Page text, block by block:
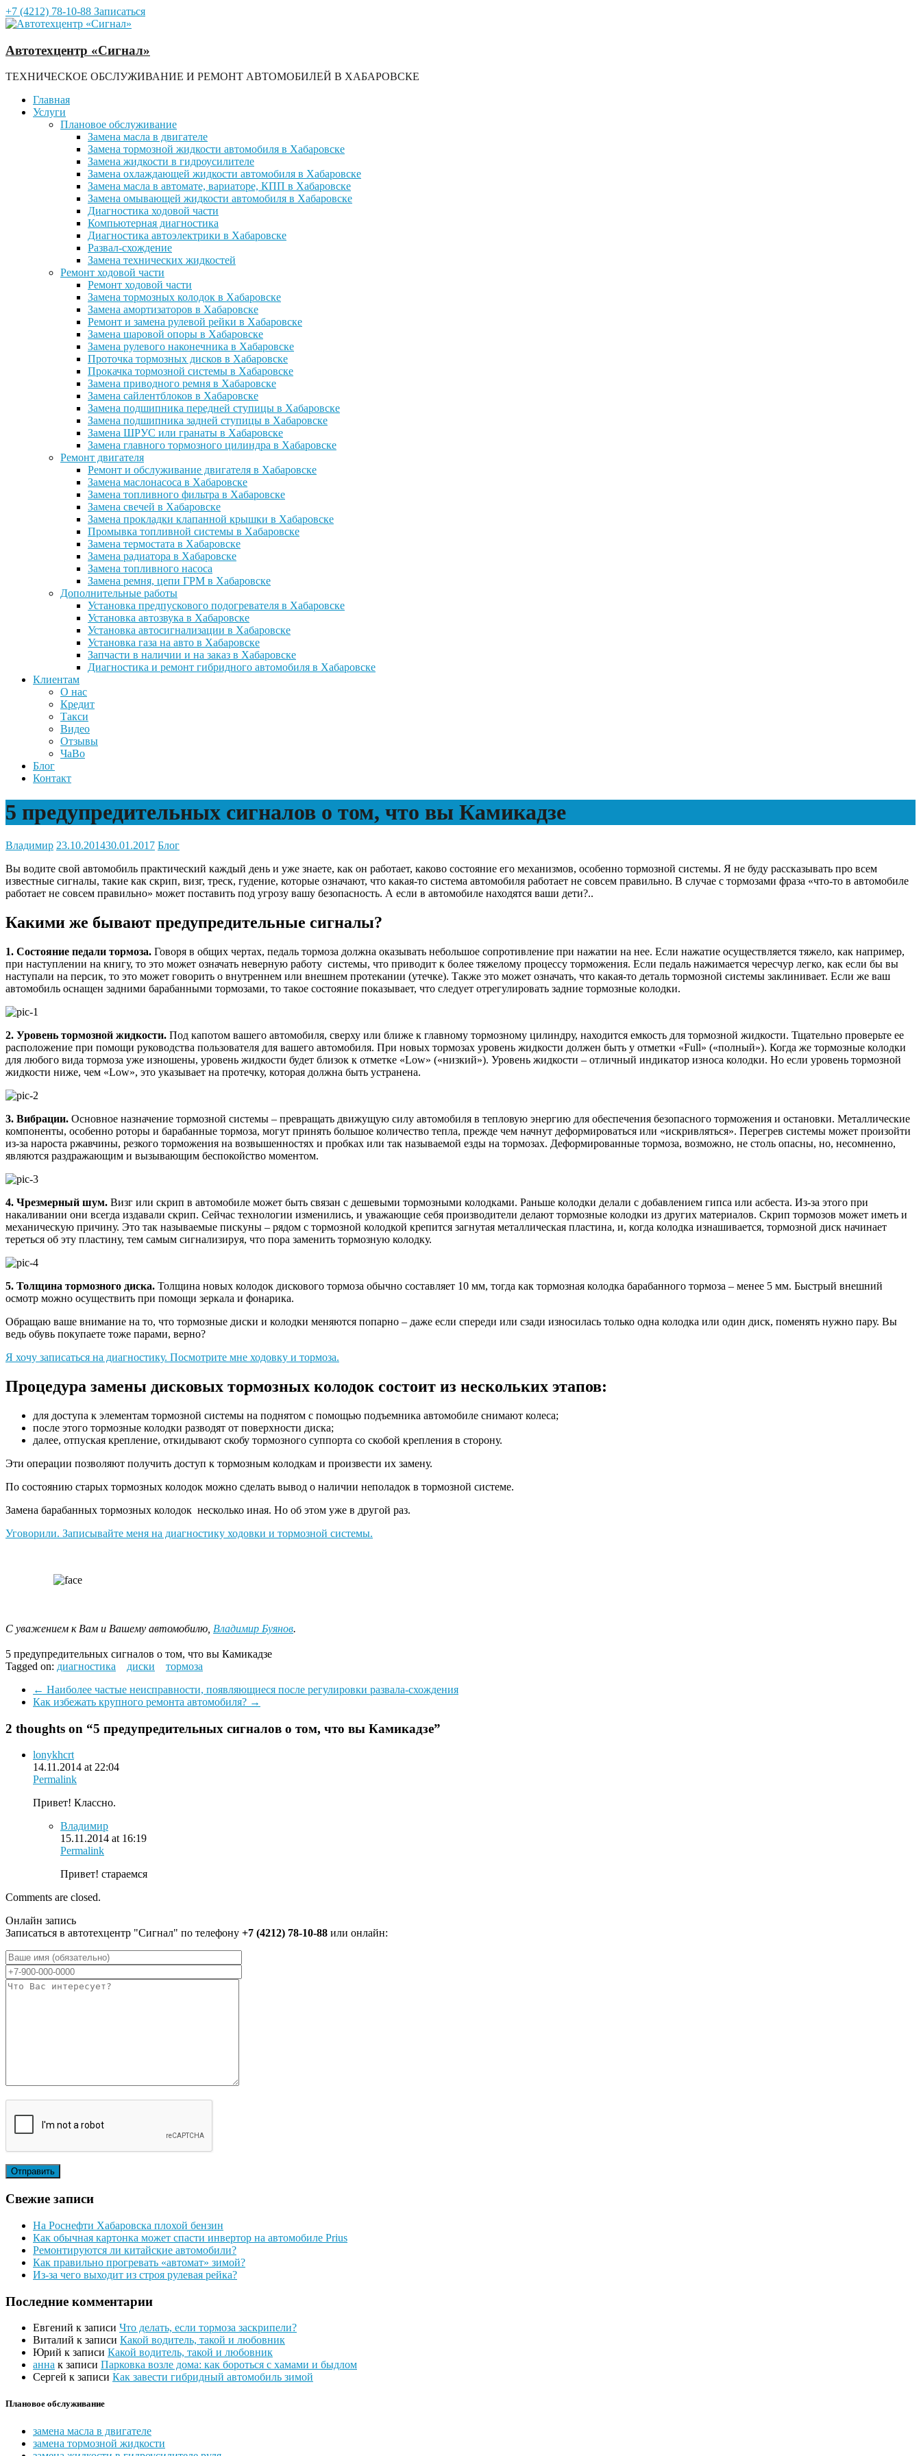
+7 (4212) 78-10-88 Записаться
Автотехцентр «Сигнал»
ТЕХНИЧЕСКОЕ ОБСЛУЖИВАНИЕ И РЕМОНТ АВТОМОБИЛЕЙ В ХАБАРОВСКЕ
Главная
Услуги
Плановое обслуживание
Замена масла в двигателе
Замена тормозной жидкости автомобиля в Хабаровске
Замена жидкости в гидроусилителе
Замена охлаждающей жидкости автомобиля в Хабаровске
Замена масла в автомате, вариаторе, КПП в Хабаровске
Замена омывающей жидкости автомобиля в Хабаровске
Диагностика ходовой части
Компьютерная диагностика
Диагностика автоэлектрики в Хабаровске
Развал-схождение
Замена технических жидкостей
Ремонт ходовой части
Ремонт ходовой части
Замена тормозных колодок в Хабаровске
Замена амортизаторов в Хабаровске
Ремонт и замена рулевой рейки в Хабаровске
Замена шаровой опоры в Хабаровске
Замена рулевого наконечника в Хабаровске
Проточка тормозных дисков в Хабаровске
Прокачка тормозной системы в Хабаровске
Замена приводного ремня в Хабаровске
Замена сайлентблоков в Хабаровске
Замена подшипника передней ступицы в Хабаровске
Замена подшипника задней ступицы в Хабаровске
Замена ШРУС или гранаты в Хабаровске
Замена главного тормозного цилиндра в Хабаровске
Ремонт двигателя
Ремонт и обслуживание двигателя в Хабаровске
Замена маслонасоса в Хабаровске
Замена топливного фильтра в Хабаровске
Замена свечей в Хабаровске
Замена прокладки клапанной крышки в Хабаровске
Промывка топливной системы в Хабаровске
Замена термостата в Хабаровске
Замена радиатора в Хабаровске
Замена топливного насоса
Замена ремня, цепи ГРМ в Хабаровске
Дополнительные работы
Установка предпускового подогревателя в Хабаровске
Установка автозвука в Хабаровске
Установка автосигнализации в Хабаровске
Установка газа на авто в Хабаровске
Запчасти в наличии и на заказ в Хабаровске
Диагностика и ремонт гибридного автомобиля в Хабаровске
Клиентам
О нас
Кредит
Такси
Видео
Отзывы
ЧаВо
Блог
Контакт
5 предупредительных сигналов о том, что вы Камикадзе
Владимир 23.10.201430.01.2017 Блог
Вы водите свой автомобиль практический каждый день и уже знаете, как он работает, каково состояние его механизмов, особенно тормозной системы. Я не буду рассказывать про всем
известные сигналы, такие как скрип, визг, треск, гудение, которые означают, что какая-то система автомобиля работает не совсем правильно. В случае с тормозами фраза «что-то в автомобиле
работает не совсем правильно» может поставить под угрозу вашу безопасность. А если в автомобиле находятся ваши дети?..
Какими же бывают предупредительные сигналы?
1. Состояние педали тормоза. Говоря в общих чертах, педаль тормоза должна оказывать небольшое сопротивление при нажатии на нее. Если нажатие осуществляется тяжело, как например,
при наступлении на книгу, то это может означать неверную работу системы, что приводит к более тяжелому процессу торможения. Если педаль нажимается чересчур легко, как если бы вы
наступали на персик, то это может говорить о внутреннем или внешнем протекании (утечке). Также это может означать, что какая-то деталь тормозной системы заклинивает. Если же ваш
автомобиль оснащен задними барабанными тормозами, то такое состояние показывает, что следует отрегулировать задние тормозные колодки.
2. Уровень тормозной жидкости. Под капотом вашего автомобиля, сверху или ближе к главному тормозному цилиндру, находится емкость для тормозной жидкости. Тщательно проверьте ее
расположение при помощи руководства пользователя для вашего автомобиля. При новых тормозах уровень жидкости должен быть у отметки «Full» («полный»). Когда же тормозные колодки
для любого вида тормоза уже изношены, уровень жидкости будет близок к отметке «Low» («низкий»). Уровень жидкости – отличный индикатор износа колодки. Но если уровень тормозной
жидкости ниже, чем «Low», это указывает на протечку, которая должна быть устранена.
3. Вибрации. Основное назначение тормозной системы – превращать движущую силу автомобиля в тепловую энергию для обеспечения безопасного торможения и остановки. Металлические
компоненты, особенно роторы и барабанные тормоза, могут принять большое количество тепла, прежде чем начнут деформироваться или «искривляться». Перегрев системы может произойти
из-за нароста ржавчины, резкого торможения на возвышенностях и пробках или так называемой езды на тормозах. Деформированные тормоза, возможно, не столь опасны, но, несомненно,
являются раздражающим и вызывающим беспокойство моментом.
4. Чрезмерный шум. Визг или скрип в автомобиле может быть связан с дешевыми тормозными колодками. Раньше колодки делали с добавлением гипса или асбеста. Из-за этого при
накаливании они всегда издавали скрип. Сейчас технологии изменились, и уважающие себя производители делают тормозные колодки из других материалов. Скрип тормозов может иметь и
механическую причину. Это так называемые пискуны – рядом с тормозной колодкой крепится загнутая металлическая пластина, и, когда колодка изнашивается, тормозной диск начинает
тереться об эту пластину, тем самым сигнализируя, что пора заменить тормозную колодку.
5. Толщина тормозного диска. Толщина новых колодок дискового тормоза обычно составляет 10 мм, тогда как тормозная колодка барабанного тормоза – менее 5 мм. Быстрый внешний
осмотр можно осуществить при помощи зеркала и фонарика.
Обращаю ваше внимание на то, что тормозные диски и колодки меняются попарно – даже если спереди или сзади износилась только одна колодка или один диск, поменять нужно пару. Вы
ведь обувь покупаете тоже парами, верно?
Я хочу записаться на диагностику. Посмотрите мне ходовку и тормоза.
Процедура замены дисковых тормозных колодок состоит из нескольких этапов:
для доступа к элементам тормозной системы на поднятом с помощью подъемника автомобиле снимают колеса;
после этого тормозные колодки разводят от поверхности диска;
далее, отпуская крепление, откидывают скобу тормозного суппорта со скобой крепления в сторону.
Эти операции позволяют получить доступ к тормозным колодкам и произвести их замену.
По состоянию старых тормозных колодок можно сделать вывод о наличии неполадок в тормозной системе.
Замена барабанных тормозных колодок несколько иная. Но об этом уже в другой раз.
Уговорили. Записывайте меня на диагностику ходовки и тормозной системы.
С уважением к Вам и Вашему автомобилю, Владимир Буянов.
5 предупредительных сигналов о том, что вы Камикадзе
Tagged on: диагностика диски
тормоза
← Наиболее частые неисправности, появляющиеся после регулировки развала-схождения
Как избежать крупного ремонта автомобиля? →
2 thoughts on “5 предупредительных сигналов о том, что вы Камикадзе”
lonykhcrt
14.11.2014 at 22:04
Permalink
Привет! Классно.
Владимир
15.11.2014 at 16:19
Permalink
Привет! стараемся
Comments are closed.
Онлайн запись
Записаться в автотехцентр "Сигнал" по телефону +7 (4212) 78-10-88 или онлайн:
Свежие записи
На Роснефти Хабаровска плохой бензин
Как обычная картонка может спасти инвертор на автомобиле Prius
Ремонтируются ли китайские автомобили?
Как правильно прогревать «автомат» зимой?
Из-за чего выходит из строя рулевая рейка?
Последние комментарии
Евгений к записи Что делать, если тормоза заскрипели?
Виталий к записи Какой водитель, такой и любовник
Юрий к записи Какой водитель, такой и любовник
анна к записи Парковка возле дома: как бороться с хамами и быдлом
Сергей к записи Как завести гибридный автомобиль зимой
Плановое обслуживание
замена масла в двигателе
замена тормозной жидкости